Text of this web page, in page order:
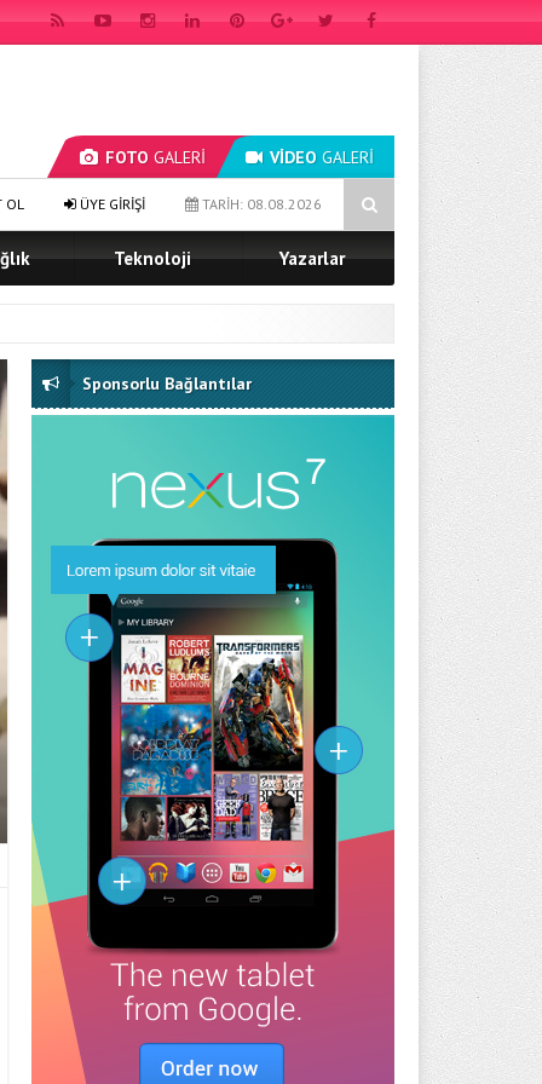
FOTO GALERİ VİDEO GALERİ
ATLAS INSTITUTE & UNIVERSITY Türk Dünyası Kurucu Rektörü Oldu
TARİH: 08.08.2026
ÜYE GİRİŞİ
OL
Teknoloji Yazarlar
Sponsorlu Bağlantılar